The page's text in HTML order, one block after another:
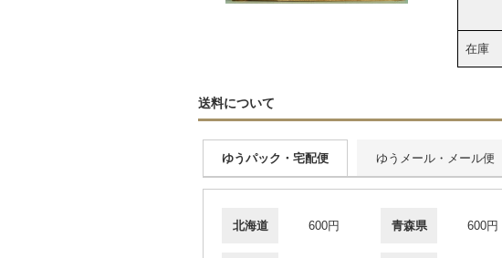
在庫
送料について
ゆうパック・宅配便 ゆうメール・メール便
北海道 600円 青森県 600円